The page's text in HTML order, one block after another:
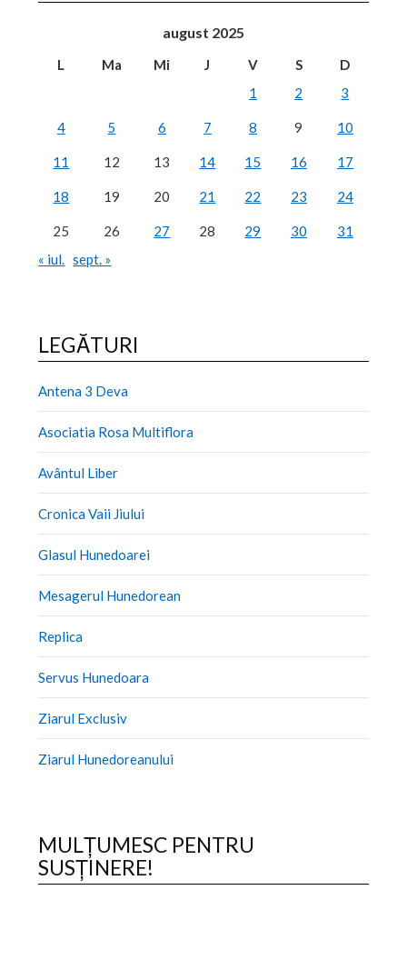
august 2025
L Ma Mi J V S
D
1
2 3
4 5 6 7 8 9 10
11 12 13 14 15 16 17
18 19 20 21 22 23 24
25 26 27 28 29 30
31
« iul. sept. »
LEGĂTURI
Antena 3 Deva
Asociatia Rosa Multiflora
Avântul Liber
Cronica Vaii Jiului
Glasul Hunedoarei
Mesagerul Hunedorean
Replica
Servus Hunedoara
Ziarul Exclusiv
Ziarul Hunedoreanului
MULȚUMESC PENTRU
SUSȚINERE!